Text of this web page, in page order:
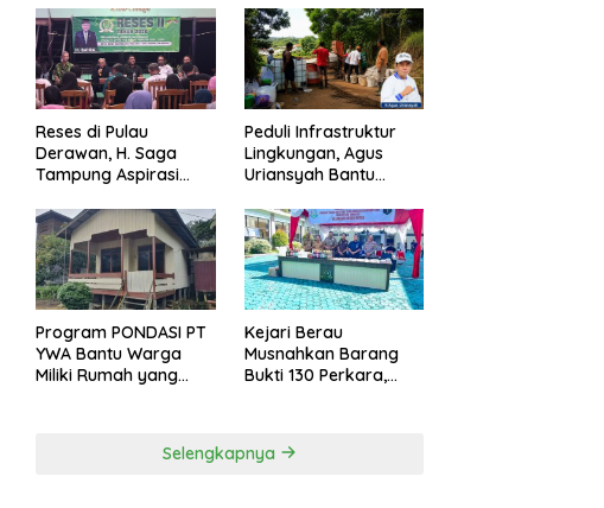
Pemecah Persatuan
Berau 2026–2031
Reses di Pulau
Derawan, H. Saga
Tampung Aspirasi
Masyarakat Bijak
Sikapi Efisiensi
Anggaran
Peduli Infrastruktur
Lingkungan, Agus
Uriansyah Bantu
Jalan di Gang Angsa
Program PONDASI PT
YWA Bantu Warga
Miliki Rumah yang
Kejari Berau
Musnahkan Barang
Bukti 130 Perkara,
Selengkapnya